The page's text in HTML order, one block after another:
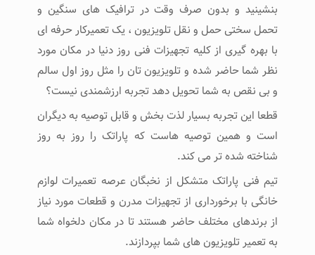
بنشینید و بدون صرف وقت در ترافیک‌ های سنگین و
تحمل سختی حمل و نقل تلویزیون ، یک تعمیرکار حرفه ای
با بهره گیری از کلیه تجهیزات فنی روز دنیا در مکان مورد
نظر شما حاضر شده و تلویزیون تان را مثل روز اول سالم
و بی نقص به شما تحویل دهد تجربه ارزشمندی نیست؟
قطعا این تجربه بسیار لذت بخش و قابل توصیه به دیگران
است و همین توصیه هاست که پاراتک را روز به روز
شناخته شده تر می کند.
تیم فنی پاراتک متشکل از نخبگان عرصه تعمیرات لوازم
خانگی با برخورداری از تجهیزات مدرن و قطعات مورد نیاز
از برندهای مختلف حاضر هستند تا در مکان دلخواه شما
به تعمیر تلویزیون های شما بپردازند.